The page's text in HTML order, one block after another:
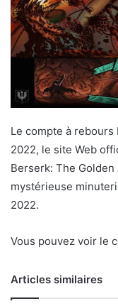
Le compte à rebours
2022, le site Web
Berserk: The
mystérieuse
2022.
Vous pouvez voir le
Articles similaires